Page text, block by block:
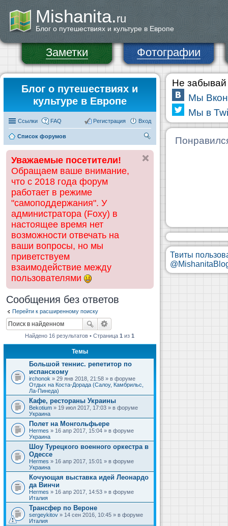
Mishanita.ru
Блог о путешествиях и культуре в Европе
Заметки Фотографии
Блог о путешествиях и
культуре в Европе
Ссылки FAQ Вход
Регистрация
Список форумов
ск
Уважаемые посетители!
Обращаем ваше внимание,
что с 2018 года форум
работает в режиме
"самоподдержания". У
администратора (Foxy) в
настоящее время нет
возможности отвечать на
ваши вопросы, но мы
приветствуем
взаимодействие между
пользователями
Сообщения без ответов
Перейти к расширенному поиску
Найдено 16 результатов • Страница1 из1
Темы
Большой теннис. репетитор по
испанскому
irchonok » 29 янв 2018, 21:58 » в форуме
Отдых на Коста-Дорада (Салоу, Камбрильс,
Ла-Пинеда)
Кафе, рестораны Украины
Bekotium » 19 июл 2017, 17:03 » в форуме
Украина
Полет на Монгольфьере
Hermes » 16 апр 2017, 15:04 » в форуме
Украина
Шоу Турецкого военного оркестра в
Одессе
Hermes » 16 апр 2017, 15:01 » в форуме
Украина
Кочующая выставка идей Леонардо
да Винчи
Hermes » 16 апр 2017, 14:53 » в форуме
Италия
Трансфер по Вероне
sergeykitov » 14 сен 2016, 10:45 » в форуме
Италия
Не забывай
Мы
Мы в
Твиты